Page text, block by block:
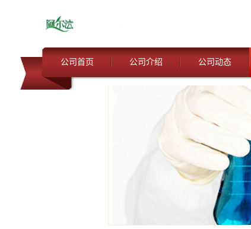
公司首页 公司介绍 公司动态